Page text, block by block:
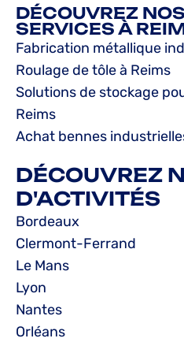
DÉCOUVREZ
SERVICES À
Fabrication métallique
Roulage de tôle à Reims
Solutions de stockage
Reims
Achat bennes
DÉCOUVREZ
D'ACTIVITÉS
Bordeaux
Clermont-Ferrand
Le Mans
Lyon
Nantes
Orléans